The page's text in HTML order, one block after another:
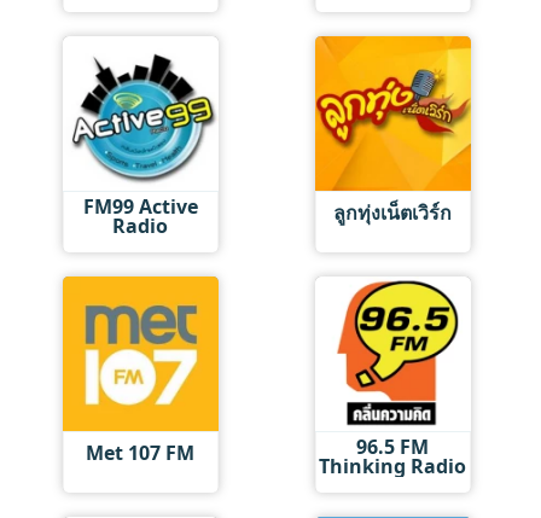
FM99 Active
Radio ลูกทุ่งเน็ตเวิร์ก
Met 107 FM 96.5 FM
Thinking Radio